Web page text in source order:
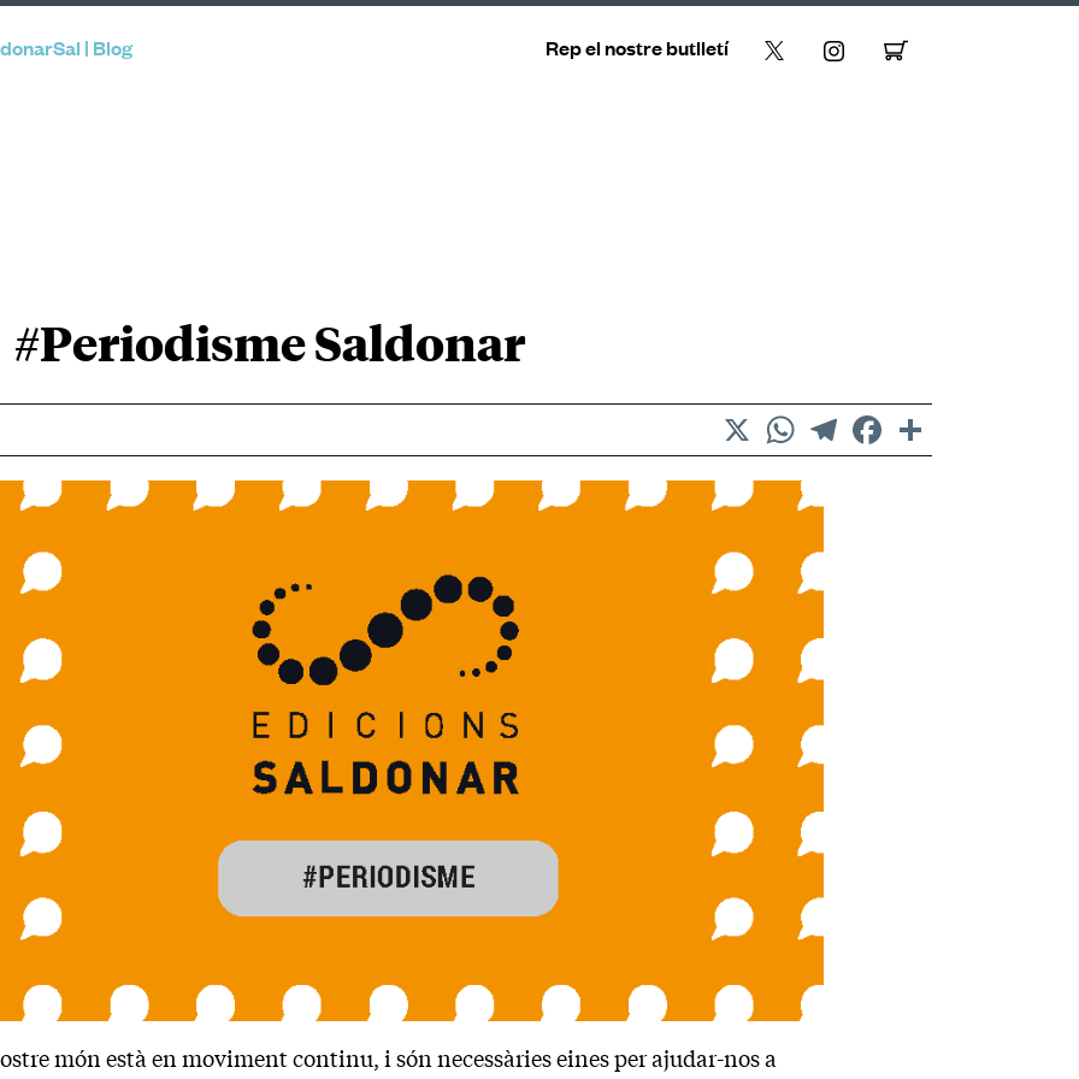
donarSal | Blog Rep el nostre butlletí
#Periodisme Saldonar
WhatsAppTelegramFacebook
món està en moviment continu, i són necessàries eines per ajudar-nos a